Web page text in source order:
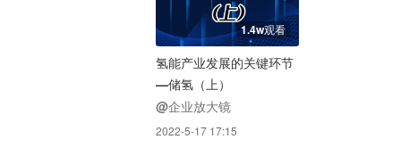
1.4w观看
氢能产业发展的关键环节
—储氢（上）
@企业放大镜
2022-5-17 17:15